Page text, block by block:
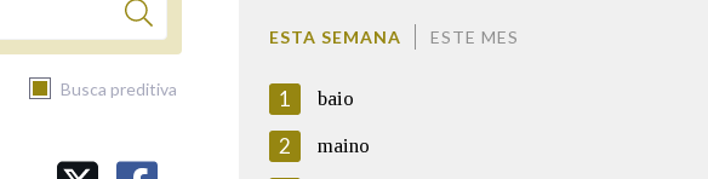
Busca preditiva
ESTA SEMANA ESTE MES
1 baio
2 maino